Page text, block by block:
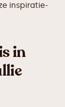
inspiratie-
in